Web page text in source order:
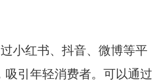
小红书、抖音、微博等平
吸引年轻消费者。可以通过